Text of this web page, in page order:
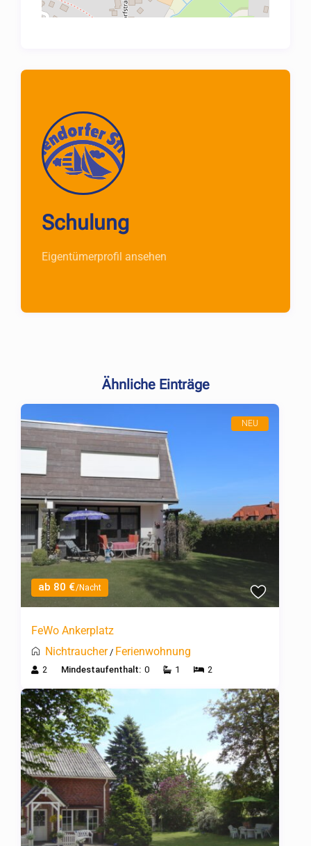
Schulung
Eigentümerprofil ansehen
Ähnliche Einträge
ab 80 €/Nacht
NEU
FeWo Ankerplatz
Nichtraucher/ Ferienwohnung
2 Mindestaufenthalt: 0 1 2